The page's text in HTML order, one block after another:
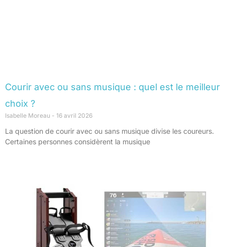
Courir avec ou sans musique : quel est le meilleur
choix ?
Isabelle Moreau 16 avril 2026
La question de courir avec ou sans musique divise les coureurs.
Certaines personnes considèrent la musique